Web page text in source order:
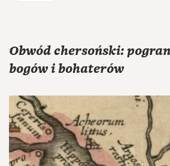
Obwód chersoński:
bogów i bohaterów